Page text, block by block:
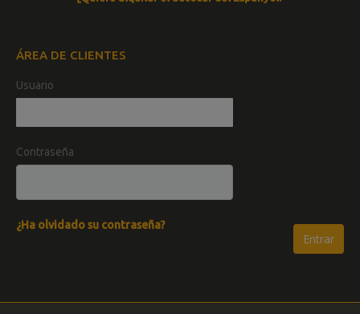
ÁREA DE CLIENTES
Usuario
Contraseña
¿Ha olvidado su contraseña?